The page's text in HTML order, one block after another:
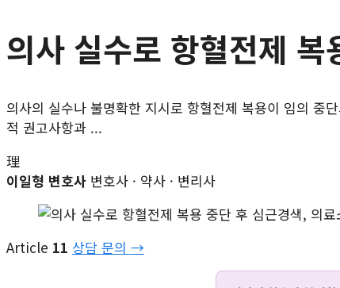
의사 실수로 항혈전제
의사의 실수나 불명확한 지시로 항혈전제 복용이 임의 중
적 권고사항과 ...
理
이일형 변호사 변호사 · 약사 · 변리사
Article 11 상담 문의 →